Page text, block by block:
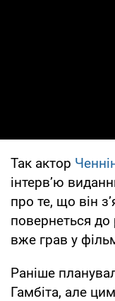
Так актор
інтерв’ю
про те, що він
повернеться до
вже грав у
Раніше
Гамбіта, але